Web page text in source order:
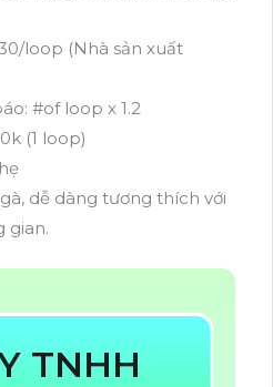
loop (Nhà sản xuất
#of loop x 1.2
(1 loop)
dễ dàng tương thích với
gian.
TNHH